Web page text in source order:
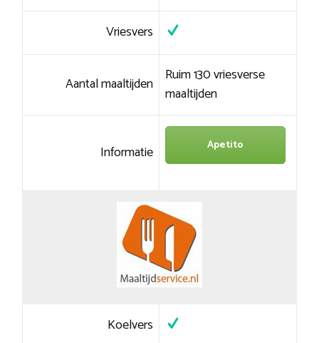
Vriesvers
Aantal maaltijden Ruim 130 vriesverse
maaltijden
Informatie Apetito
Koelvers